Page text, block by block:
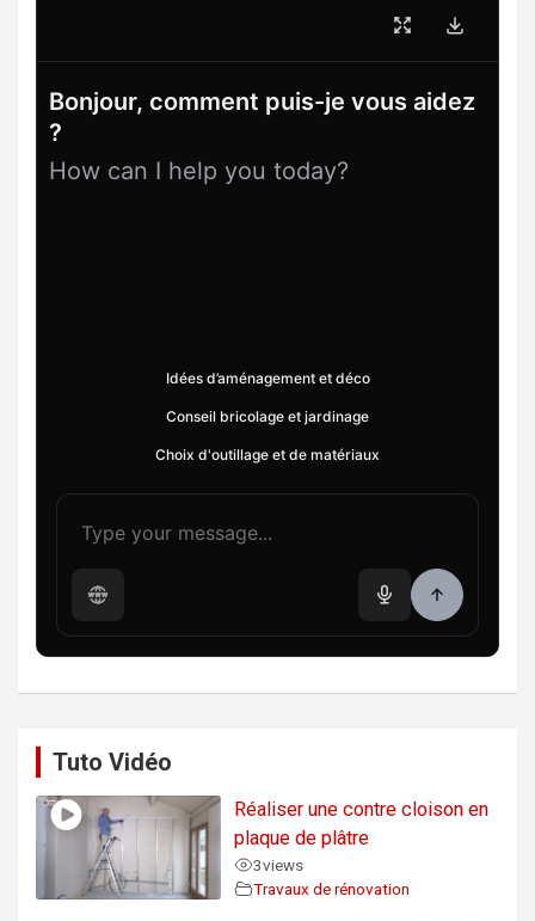
Bonjour, comment puis-je vous aidez
?
How can I help you today?
Idées d’aménagement et déco
Conseil bricolage et jardinage
Choix d'outillage et de matériaux
Tuto Vidéo
Réaliser une contre cloison en
plaque de plâtre
3views
Travaux de rénovation